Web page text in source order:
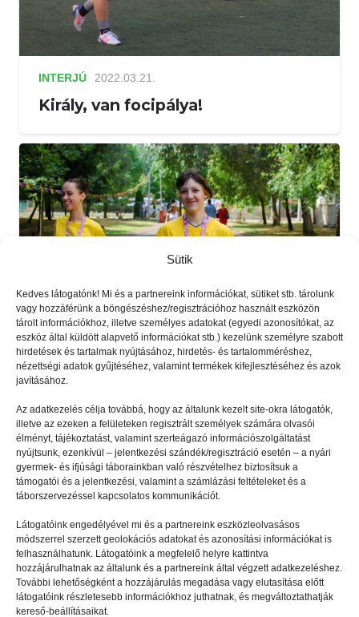
Sütik
Kedves látogatónk! Mi és a partnereink információkat, sütiket stb. tárolunk
vagy hozzáférünk a böngészéshez/regisztrációhoz használt eszközön
tárolt információkhoz, illetve személyes adatokat (egyedi azonosítókat, az
eszköz által küldött alapvető információkat stb.) kezelünk személyre szabott
hirdetések és tartalmak nyújtásához, hirdetés- és tartalomméréshez,
nézettségi adatok gyűjtéséhez, valamint termékek kifejlesztéséhez és azok
javításához.
Az adatkezelés célja továbbá, hogy az általunk kezelt site-okra látogatók,
illetve az ezeken a felületeken regisztrált személyek számára olvasói
élményt, tájékoztatást, valamint szerteágazó információszolgáltatást
nyújtsunk, ezenkívül – jelentkezési szándék/regisztráció esetén – a nyári
gyermek- és ifjúsági táborainkban való részvételhez biztosítsuk a
támogatói és a jelentkezési, valamint a számlázási feltételeket és a
táborszervezéssel kapcsolatos kommunikációt.
Látogatóink engedélyével mi és a partnereink eszközleolvasásos
módszerrel szerzett geolokációs adatokat és azonosítási információkat is
felhasználhatunk. Látogatóink a megfelelő helyre kattintva
hozzájárulhatnak az általunk és a partnereink által végzett adatkezeléshez.
További lehetőségként a hozzájárulás megadása vagy elutasítása előtt
látogatóink részletesebb információkhoz juthatnak, és megváltoztathatják
kereső-beállításaikat.
INTERJÚ 2022.03.21.
Király, van focipálya!
INTERJÚ
Kik jönnek idén?